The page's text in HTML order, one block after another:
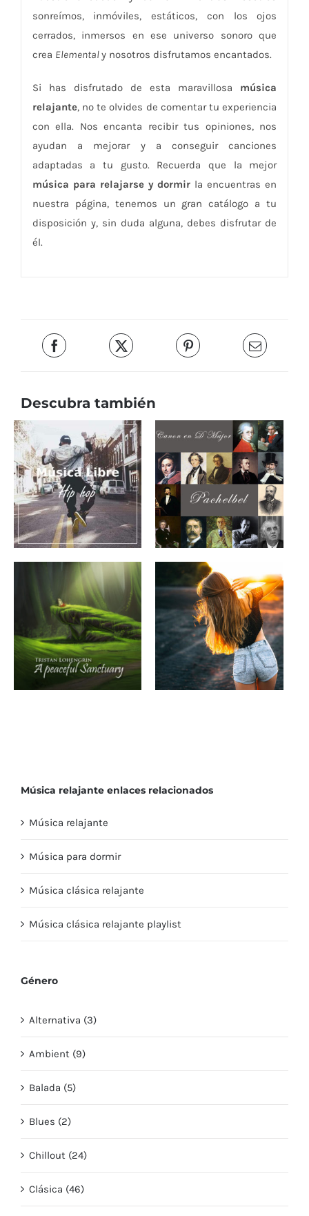
sonreímos, inmóviles, estáticos, con los ojos
cerrados, inmersos en ese universo sonoro que
crea Elementaly nosotros disfrutamos encantados.
Si has disfrutado de esta maravillosa música
relajante, no te olvides de comentar tu experiencia
con ella. Nos encanta recibir tus opiniones, nos
ayudan a mejorar y a conseguir canciones
adaptadas a tu gusto. Recuerda que la mejor
música para relajarse y dormir la encuentras en
nuestra página, tenemos un gran catálogo a tu
disposición y, sin duda alguna, debes disfrutar de
él.
Descubra también
Música de fondo
para videos en la
calle
Canon en D Major
Música relajante enlaces relacionados
Música relajante
Música para dormir
Música clásica relajante
Música clásica relajante playlist
Género
Alternativa (3)
Ambient (9)
Balada (5)
Blues (2)
Chillout (24)
Clásica (46)